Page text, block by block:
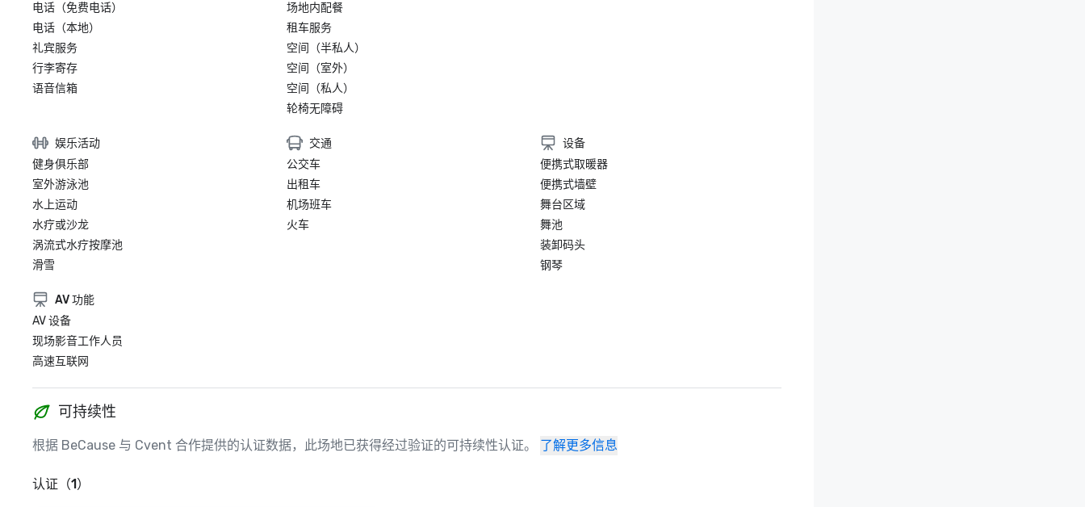
电话（免费电话）
电话（本地）
礼宾服务
行李寄存
语音信箱
场地内配餐
租车服务
空间（半私人）
空间（室外）
空间（私人）
轮椅无障碍
娱乐活动
健身俱乐部
室外游泳池
水上运动
水疗或沙龙
涡流式水疗按摩池
滑雪
交通
公交车
出租车
机场班车
火车
设备
便携式取暖器
便携式墙壁
舞台区域
舞池
装卸码头
钢琴
AV 功能
AV 设备
现场影音工作人员
高速互联网
可持续性
根据 BeCause 与 Cvent 合作提供的认证数据，此场地已获得经过验证的可持续性认证。 了解更多信息
认证（1）